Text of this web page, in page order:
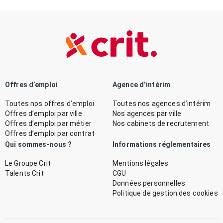
Offres d’emploi
Toutes nos offres d’emploi
Offres d’emploi par ville
Offres d’emploi par métier
Offres d’emploi par contrat
Agence d’intérim
Toutes nos agences d’intérim
Nos agences par ville
Nos cabinets de recrutement
Qui sommes-nous ?
Le Groupe Crit
Talents Crit
Informations réglementaires
Mentions légales
CGU
Données personnelles
Politique de gestion des cookies